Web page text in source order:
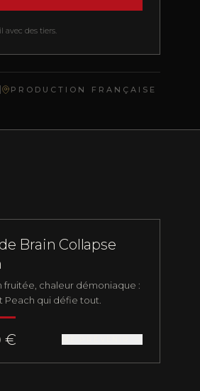
avec des tiers.
PRODUCTION FRANÇAISE
RUPTURE
Brain Collapse
fruitée, chaleur démoniaque :
Peach qui défie tout.
€